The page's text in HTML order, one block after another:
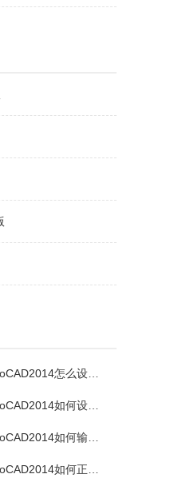
DVDPlusIdentifier是一款能够从DVD+R/W盘片读出某种独特盘片参数的程序，它是一款提供了与其它读取DVD-R/W介质参数软件相同功能的应用于DVD+R/W的程序。
一款免费强大的ISO映像文件创建,解压和刻录工具，它可以创建一个ISO镜像文件，从ISO映像中提取内容，以及刻录ISO映像文件到DVD光盘。
怎么设置透明度
如何设置延伸图形
如何输入文字
如何正确卸载